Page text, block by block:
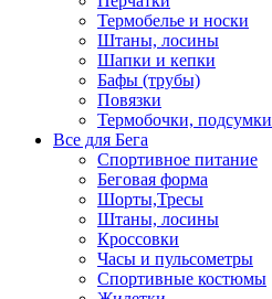
Термобелье и носки
Штаны, лосины
Шапки и кепки
Бафы (трубы)
Повязки
Термобочки, подсумки
Все для Бега
Спортивное питание
Беговая форма
Шорты,Тресы
Штаны, лосины
Кроссовки
Часы и пульсометры
Спортивные костюмы